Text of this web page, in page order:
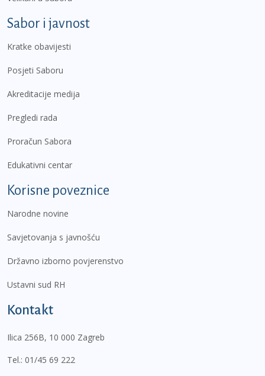
Sabor i javnost
Kratke obavijesti
Posjeti Saboru
Akreditacije medija
Pregledi rada
Proračun Sabora
Edukativni centar
Korisne poveznice
Narodne novine
Savjetovanja s javnošću
Državno izborno povjerenstvo
Ustavni sud RH
Kontakt
Ilica 256B, 10 000 Zagreb
Tel.: 01/45 69 222